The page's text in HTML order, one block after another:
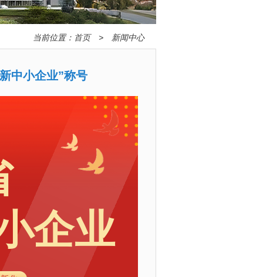
当前位置： 首页> 新闻中心
中小企业”称号
企业